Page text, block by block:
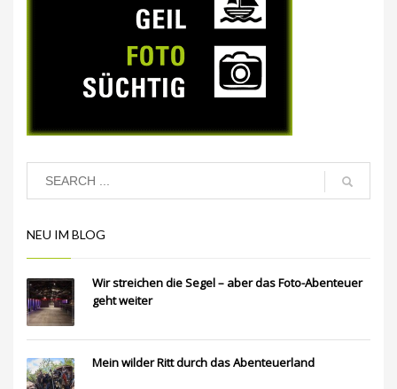
NEU IM BLOG
Wir streichen die Segel – aber das Foto-Abenteuer
geht weiter
Mein wilder Ritt durch das Abenteuerland